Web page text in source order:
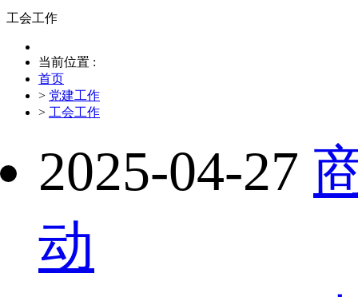
工会工作
当前位置 :
首页
> 党建工作
> 工会工作
2025-04-27
动